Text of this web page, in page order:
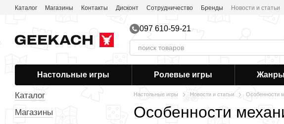
Перейти к основному контенту
Каталог Магазины Контакты Дисконт Сотрудничество Бренды Новости и статьи
097 610-59-21
Настольные игры Ролевые игры Жанры
Настольные игры Новости и статьи Особенности
Особенности
Каталог
Магазины